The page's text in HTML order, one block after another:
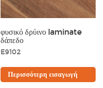
φυσικό δρύινο laminate
δάπεδο
E9102
Περισσότερη εισαγωγή